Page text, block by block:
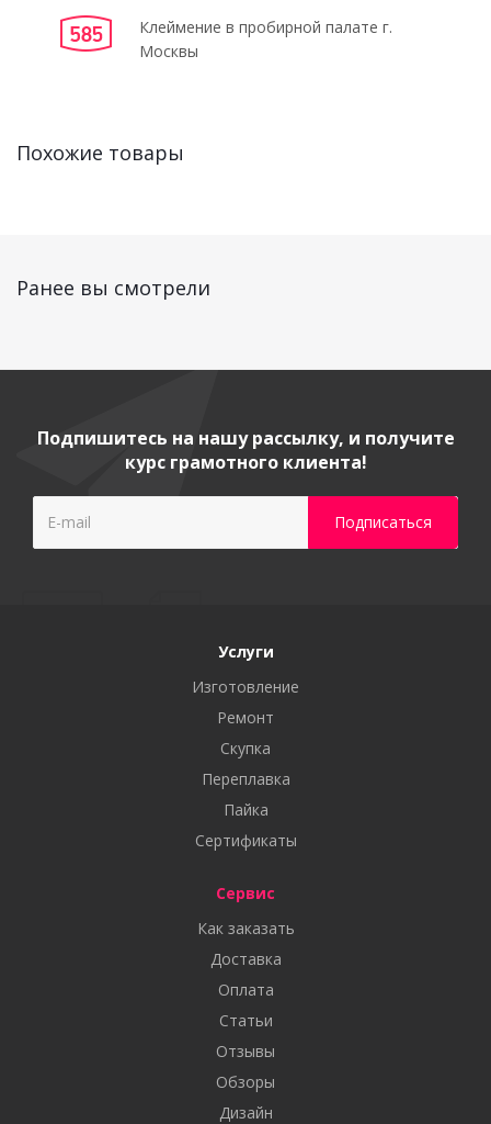
Клеймение в пробирной палате г.
Москвы
Похожие товары
Ранее вы смотрели
Подпишитесь на нашу рассылку, и получите
курс грамотного клиента!
Услуги
Изготовление
Ремонт
Скупка
Переплавка
Пайка
Сертификаты
Сервис
Как заказать
Доставка
Оплата
Статьи
Отзывы
Обзоры
Дизайн